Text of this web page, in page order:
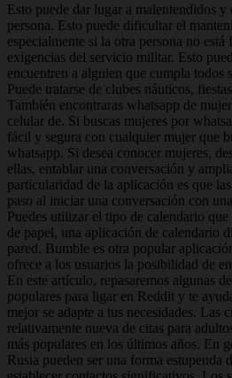
Esto puede dar lugar a malentendidos y
persona. Esto puede dificultar el
especialmente si la otra persona no
exigencias del servicio militar. Esto
encuentren a alguien que cumpla todos
Puede tratarse de clubes náuticos,
También encontraras whatsapp de
celular de. Si buscas mujeres por
fácil y segura con cualquier mujer que
whatsapp. Si desea conocer mujeres,
ellas, entablar una conversación y
particularidad de la aplicación es que
paso al iniciar una conversación con
Puedes utilizar el tipo de calendario que
de papel, una aplicación de calendario
pared. Bumble es otra popular
ofrece a los usuarios la posibilidad de
En este artículo, repasaremos algunas
populares para ligar en Reddit y te
mejor se adapte a tus necesidades. Las
relativamente nueva de citas para
más populares en los últimos años. En
Rusia pueden ser una forma estupenda